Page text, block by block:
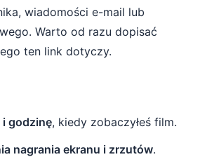
wiadomości e-mail lub
Warto od razu dopisać
ten link dotyczy.
i godzinę, kiedy zobaczyłeś film.
nagrania ekranu i zrzutów.